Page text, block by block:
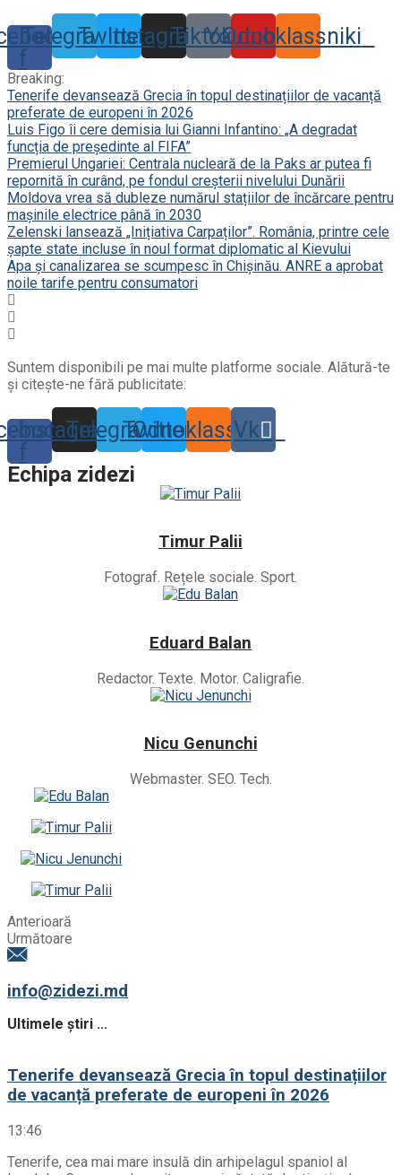
f
TelegramTwitter
Instagram
TiktokYoutube
Odnoklassniki
Breaking:
Tenerife devansează Grecia în topul destinațiilor de vacanță
preferate de europeni în 2026
Luis Figo îi cere demisia lui Gianni Infantino: „A degradat
funcția de președinte al FIFA”
Premierul Ungariei: Centrala nucleară de la Paks ar putea fi
repornită în curând, pe fondul creșterii nivelului Dunării
Moldova vrea să dubleze numărul stațiilor de încărcare pentru
mașinile electrice până în 2030
Zelenski lansează „Inițiativa Carpaților”. România, printre cele
șapte state incluse în noul format diplomatic al Kievului
Apa și canalizarea se scumpesc în Chișinău. ANRE a aprobat
noile tarife pentru consumatori
Suntem disponibili pe mai multe platforme sociale. Alătură-te
și citește-ne fără publicitate:
f
Instagram
TelegramTwitter
Odnoklassniki
Vk
Echipa zidezi
Timur Palii
Fotograf. Rețele sociale. Sport.
Eduard Balan
Redactor. Texte. Motor. Caligrafie.
Nicu Genunchi
Webmaster. SEO. Tech.
Anterioară
Următoare
info@zidezi.md
Ultimele știri ...
Tenerife devansează Grecia în topul destinațiilor
de vacanță preferate de europeni în 2026
13:46
Tenerife, cea mai mare insulă din arhipelagul spaniol al